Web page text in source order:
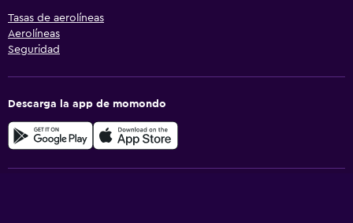
Tasas de aerolíneas
Aerolíneas
Seguridad
Descarga la app de momondo